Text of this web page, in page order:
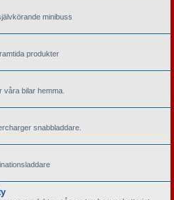
minibuss
produkter
våra bilar hemma.
snabbladdare.